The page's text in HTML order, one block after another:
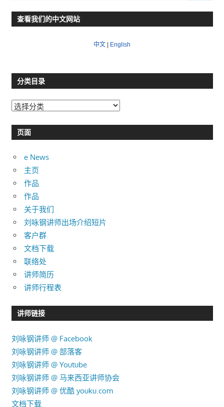
查看我们的中文网站
中文 English
分类目录
分
目页面
e News
主页
作品
作品
关于我们
刘咏钢讲师出场介绍短片
客户群
文档下载
联络处
讲师简历
讲师行程表
讲师链接
刘咏钢讲师 @ Facebook
刘咏钢讲师 @ 部落客
刘咏钢讲师 @ Youtube
刘咏钢讲师 @ 马来西亚讲师协会
刘咏钢讲师 @ 优酷 youku.com
文档下载